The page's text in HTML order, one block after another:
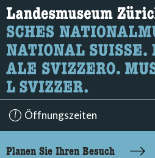
Wonach suchen
Hier können Sie nach Inhalten der
Öffnungszeiten
Planen Sie Ihren Besuch